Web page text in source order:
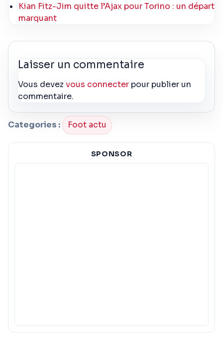
Kian Fitz-Jim quitte l’Ajax pour Torino : un départ
marquant
Laisser un commentaire
Vous devezvous connecter pour publier un
commentaire.
Categories : Foot actu
SPONSOR